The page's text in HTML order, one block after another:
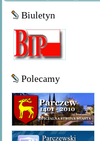
Biuletyn
Polecamy